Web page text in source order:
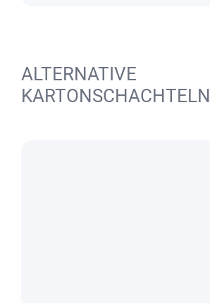
ALTERNATIVE
KARTONSCHACHTELN